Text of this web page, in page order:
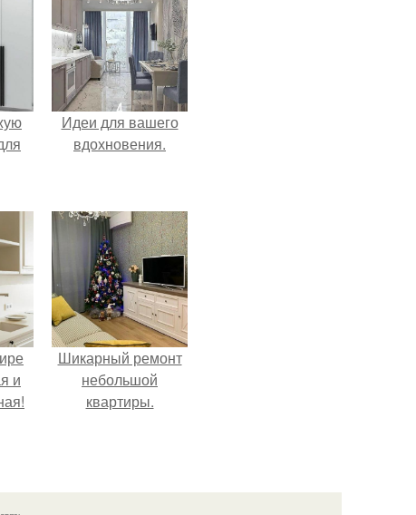
Идеи для вашего
вдохновения.
и
Шикарный ремонт
небольшой
квартиры.